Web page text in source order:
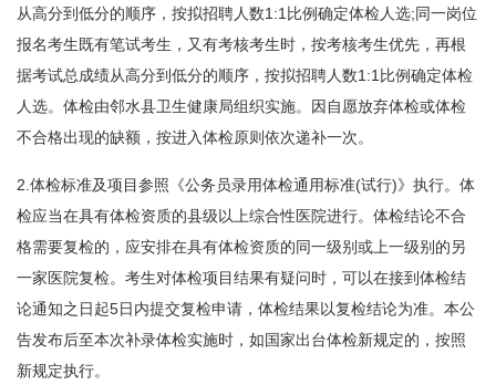
从高分到低分的顺序，按拟招聘人数1:1比例确定体检人选;同一岗位
报名考生既有笔试考生，又有考核考生时，按考核考生优先，再根
据考试总成绩从高分到低分的顺序，按拟招聘人数1:1比例确定体检
人选。体检由邻水县卫生健康局组织实施。因自愿放弃体检或体检
不合格出现的缺额，按进入体检原则依次递补一次。
2.体检标准及项目参照《公务员录用体检通用标准(试行)》执行。体
检应当在具有体检资质的县级以上综合性医院进行。体检结论不合
格需要复检的，应安排在具有体检资质的同一级别或上一级别的另
一家医院复检。考生对体检项目结果有疑问时，可以在接到体检结
论通知之日起5日内提交复检申请，体检结果以复检结论为准。本公
告发布后至本次补录体检实施时，如国家出台体检新规定的，按照
新规定执行。